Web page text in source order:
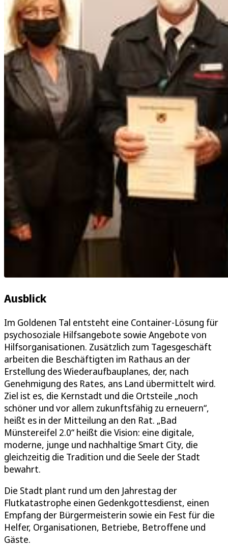
Ausblick
Im Goldenen Tal entsteht eine Container-Lösung für
psychosoziale Hilfsangebote sowie Angebote von
Hilfsorganisationen. Zusätzlich zum Tagesgeschäft
arbeiten die Beschäftigten im Rathaus an der
Erstellung des Wiederaufbauplanes, der, nach
Genehmigung des Rates, ans Land übermittelt wird.
Ziel ist es, die Kernstadt und die Ortsteile „noch
schöner und vor allem zukunftsfähig zu erneuern“,
heißt es in der Mitteilung an den Rat. „Bad
Münstereifel 2.0“ heißt die Vision: eine digitale,
moderne, junge und nachhaltige Smart City, die
gleichzeitig die Tradition und die Seele der Stadt
bewahrt.
Die Stadt plant rund um den Jahrestag der
Flutkatastrophe einen Gedenkgottesdienst, einen
Empfang der Bürgermeisterin sowie ein Fest für die
Helfer, Organisationen, Betriebe, Betroffene und
Gäste.